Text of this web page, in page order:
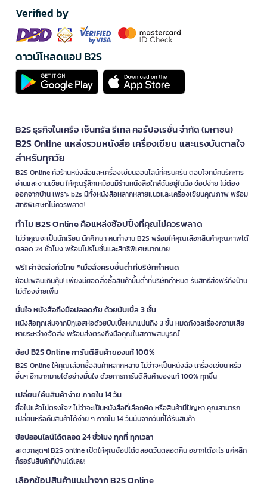
Verified by
ดาวน์โหลดแอป B2S
B2S ธุรกิจในเครือ เซ็นทรัล รีเทล คอร์ปอเรชั่น จำกัด (มหาชน)
B2S Online แหล่งรวมหนังสือ เครื่องเขียน และแรงบันดาลใจ
สำหรับทุกวัย
B2S Online คือร้านหนังสือและเครื่องเขียนออนไลน์ที่ครบครัน ตอบโจทย์คนรักการ
อ่านและงานเขียน ให้คุณรู้สึกเหมือนมีร้านหนังสือใกล้ฉันอยู่ในมือ ช้อปง่าย ไม่ต้อง
ออกจากบ้าน เพราะ b2s มีทั้งหนังสือหลากหลายแนวและเครื่องเขียนคุณภาพ พร้อม
สิทธิพิเศษที่ไม่ควรพลาด!
ทำไม B2S Online คือแหล่งช้อปปิ้งที่คุณไม่ควรพลาด
ไม่ว่าคุณจะเป็นนักเรียน นักศึกษา คนทำงาน B2S พร้อมให้คุณเลือกสินค้าคุณภาพได้
ตลอด 24 ชั่วโมง พร้อมโปรโมชั่นและสิทธิพิเศษมากมาย
ฟรี! ค่าจัดส่งทั่วไทย *เมื่อสั่งครบขั้นต่ำที่บริษัทกำหนด
ช้อปเพลินเกินคุ้ม! เพียงมียอดสั่งซื้อสินค้าขั้นต่ำที่บริษัทกำหนด รับสิทธิ์ส่งฟรีถึงบ้าน
ไม่ต้องจ่ายเพิ่ม
มั่นใจ หนังสือถึงมือปลอดภัย ด้วยบับเบิ้ล 3 ชั้น
หนังสือทุกเล่มจากบีทูเอสห่อด้วยบับเบิ้ลหนาแน่นถึง 3 ชั้น หมดกังวลเรื่องความเสีย
หายระหว่างจัดส่ง พร้อมส่งตรงถึงมือคุณในสภาพสมบูรณ์
ช้อป B2S Online การันตีสินค้าของแท้ 100%
B2S Online ให้คุณเลือกซื้อสินค้าหลากหลาย ไม่ว่าจะเป็นหนังสือ เครื่องเขียน หรือ
อื่นๆ อีกมากมายได้อย่างมั่นใจ ด้วยการการันตีสินค้าของแท้ 100% ทุกชิ้น
เปลี่ยน/คืนสินค้าง่าย ภายใน 14 วัน
ซื้อไปแล้วไม่ตรงใจ? ไม่ว่าจะเป็นหนังสือที่เลือกผิด หรือสินค้ามีปัญหา คุณสามารถ
เปลี่ยนหรือคืนสินค้าได้ง่าย ๆ ภายใน 14 วันนับจากวันที่ได้รับสินค้า
ช้อปออนไลน์ได้ตลอด 24 ชั่วโมง ทุกที่ ทุกเวลา
สะดวกสุดๆ! B2S online เปิดให้คุณช้อปได้ตลอดวันตลอดคืน อยากได้อะไร แค่คลิก
ก็รอรับสินค้าที่บ้านได้เลย!
เลือกช้อปสินค้าแนะนำจาก B2S Online